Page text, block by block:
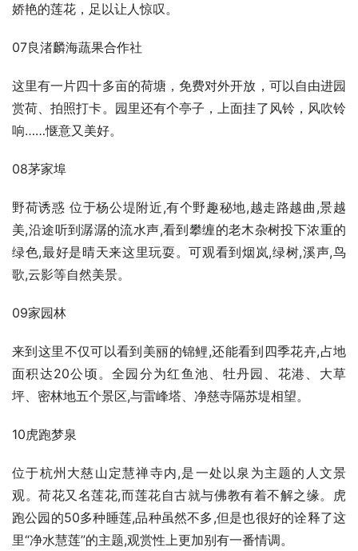
娇艳的莲花，足以让人惊叹。
07良渚麟海蔬果合作社
这里有一片四十多亩的荷塘，免费对外开放，可以自由进园
赏荷、拍照打卡。园里还有个亭子，上面挂了风铃，风吹铃
响……惬意又美好。
08茅家埠
野荷诱惑 位于杨公堤附近,有个野趣秘地,越走路越曲,景越
美,沿途听到潺潺的流水声,看到攀缠的老木杂树投下浓重的
绿色,最好是晴天来这里玩耍。可观看到烟岚,绿树,溪声,鸟
歌,云影等自然美景。
09家园林
来到这里不仅可以看到美丽的锦鲤,还能看到四季花卉,占地
面积达20公顷。全园分为红鱼池、牡丹园、花港、大草
坪、密林地五个景区,与雷峰塔、净慈寺隔苏堤相望。
10虎跑梦泉
位于杭州大慈山定慧禅寺内,是一处以泉为主题的人文景
观。荷花又名莲花,而莲花自古就与佛教有着不解之缘。虎
跑公园的50多种睡莲,品种虽然不多,但是也很好的诠释了这
里“净水慧莲”的主题,观赏性上更加别有一番情调。